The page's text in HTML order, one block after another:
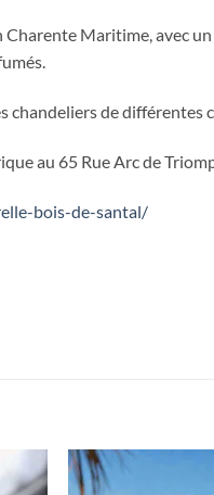
Maritime, avec
chandeliers de différentes
au 65 Rue Arc de
bois-de-santal/